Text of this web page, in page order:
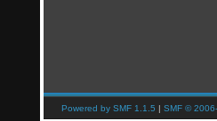
Powered by SMF 1.1.5 | SMF ©